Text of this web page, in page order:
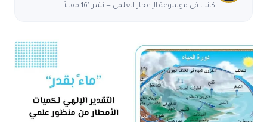
كاتب في موسوعة الإعجاز العلمي — نشر 161 مقالاً.